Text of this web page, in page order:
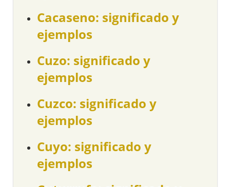
Cacaseno: significado y
ejemplos
Cuzo: significado y
ejemplos
Cuzco: significado y
ejemplos
Cuyo: significado y
ejemplos